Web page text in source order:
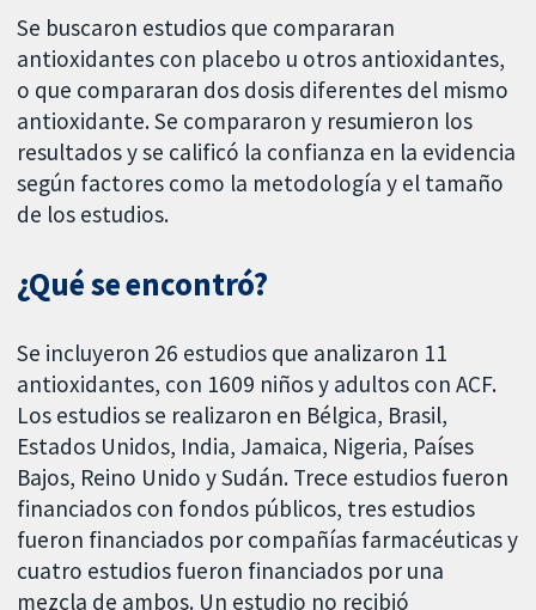
Se buscaron estudios que compararan
antioxidantes con placebo u otros antioxidantes,
o que compararan dos dosis diferentes del mismo
antioxidante. Se compararon y resumieron los
resultados y se calificó la confianza en la evidencia
según factores como la metodología y el tamaño
de los estudios.
¿Qué se encontró?
Se incluyeron 26 estudios que analizaron 11
antioxidantes, con 1609 niños y adultos con ACF.
Los estudios se realizaron en Bélgica, Brasil,
Estados Unidos, India, Jamaica, Nigeria, Países
Bajos, Reino Unido y Sudán. Trece estudios fueron
financiados con fondos públicos, tres estudios
fueron financiados por compañías farmacéuticas y
cuatro estudios fueron financiados por una
mezcla de ambos. Un estudio no recibió